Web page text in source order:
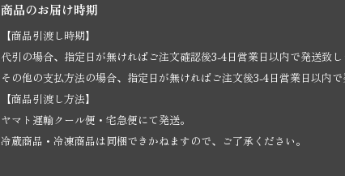
商品のお届け時期
【商品引渡し時期】
代引の場合、指定日が無ければご注文確認後3-4日営業日以内で発送致し
その他の支払方法の場合、指定日が無ければご注文後3-4日営業日以内で
【商品引渡し方法】
ヤマト運輸クール便・宅急便にて発送。
冷蔵商品・冷凍商品は同梱できかねますので、ご了承ください。